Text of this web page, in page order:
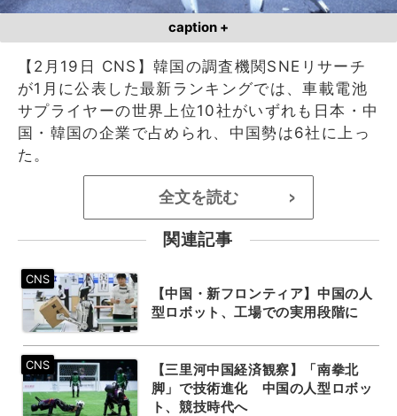
caption +
【2月19日 CNS】韓国の調査機関SNEリサーチ
が1月に公表した最新ランキングでは、車載電池
サプライヤーの世界上位10社がいずれも日本・中
国・韓国の企業で占められ、中国勢は6社に上っ
た。
全文を読む >
関連記事
【中国・新フロンティア】中国の人
型ロボット、工場での実用段階に
【三里河中国経済観察】「南拳北
脚」で技術進化 中国の人型ロボッ
ト、競技時代へ